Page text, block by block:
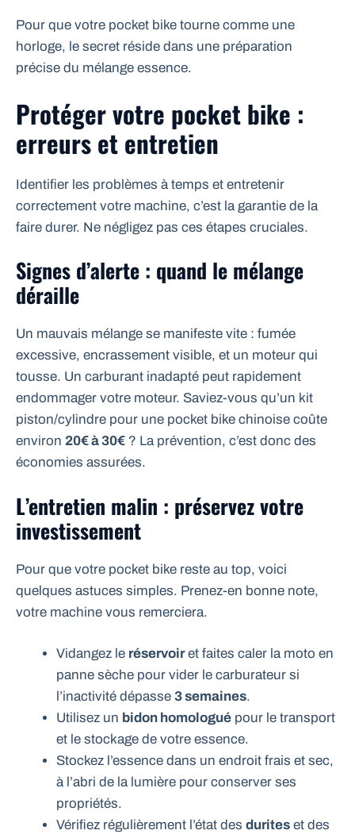
Pour que votre pocket bike tourne comme une
horloge, le secret réside dans une préparation
précise du mélange essence.
Protéger votre pocket bike :
erreurs et entretien
Identifier les problèmes à temps et entretenir
correctement votre machine, c’est la garantie de la
faire durer. Ne négligez pas ces étapes cruciales.
Signes d’alerte : quand le mélange
déraille
Un mauvais mélange se manifeste vite : fumée
excessive, encrassement visible, et un moteur qui
tousse. Un carburant inadapté peut rapidement
endommager votre moteur. Saviez-vous qu’un kit
piston/cylindre pour une pocket bike chinoise coûte
environ 20€ à 30€ ? La prévention, c’est donc des
économies assurées.
L’entretien malin : préservez votre
investissement
Pour que votre pocket bike reste au top, voici
quelques astuces simples. Prenez-en bonne note,
votre machine vous remerciera.
Vidangez le réservoiret faites caler la moto en
panne sèche pour vider le carburateur si
l’inactivité dépasse 3 semaines.
Utilisez un bidon homologué pour le transport
et le stockage de votre essence.
Stockez l’essence dans un endroit frais et sec,
à l’abri de la lumière pour conserver ses
propriétés.
Vérifiez régulièrement l’état des durites et des